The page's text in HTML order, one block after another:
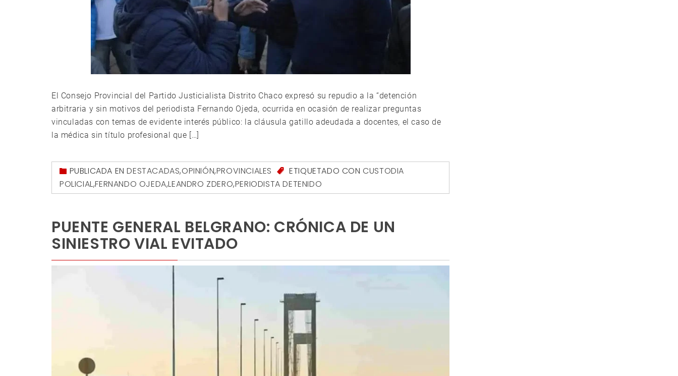
El Consejo Provincial del Partido Justicialista Distrito Chaco expresó su repudio a la “detención
arbitraria y sin motivos del periodista Fernando Ojeda, ocurrida en ocasión de realizar preguntas
vinculadas con temas de evidente interés público: la cláusula gatillo adeudada a docentes, el caso de
la médica sin título profesional que […]
PUBLICADA ENDESTACADAS,OPINIÓN,PROVINCIALES ETIQUETADO CONCUSTODIA
POLICIAL,FERNANDO OJEDA,LEANDRO ZDERO,PERIODISTA DETENIDO
PUENTE GENERAL BELGRANO: CRÓNICA DE UN
SINIESTRO VIAL EVITADO